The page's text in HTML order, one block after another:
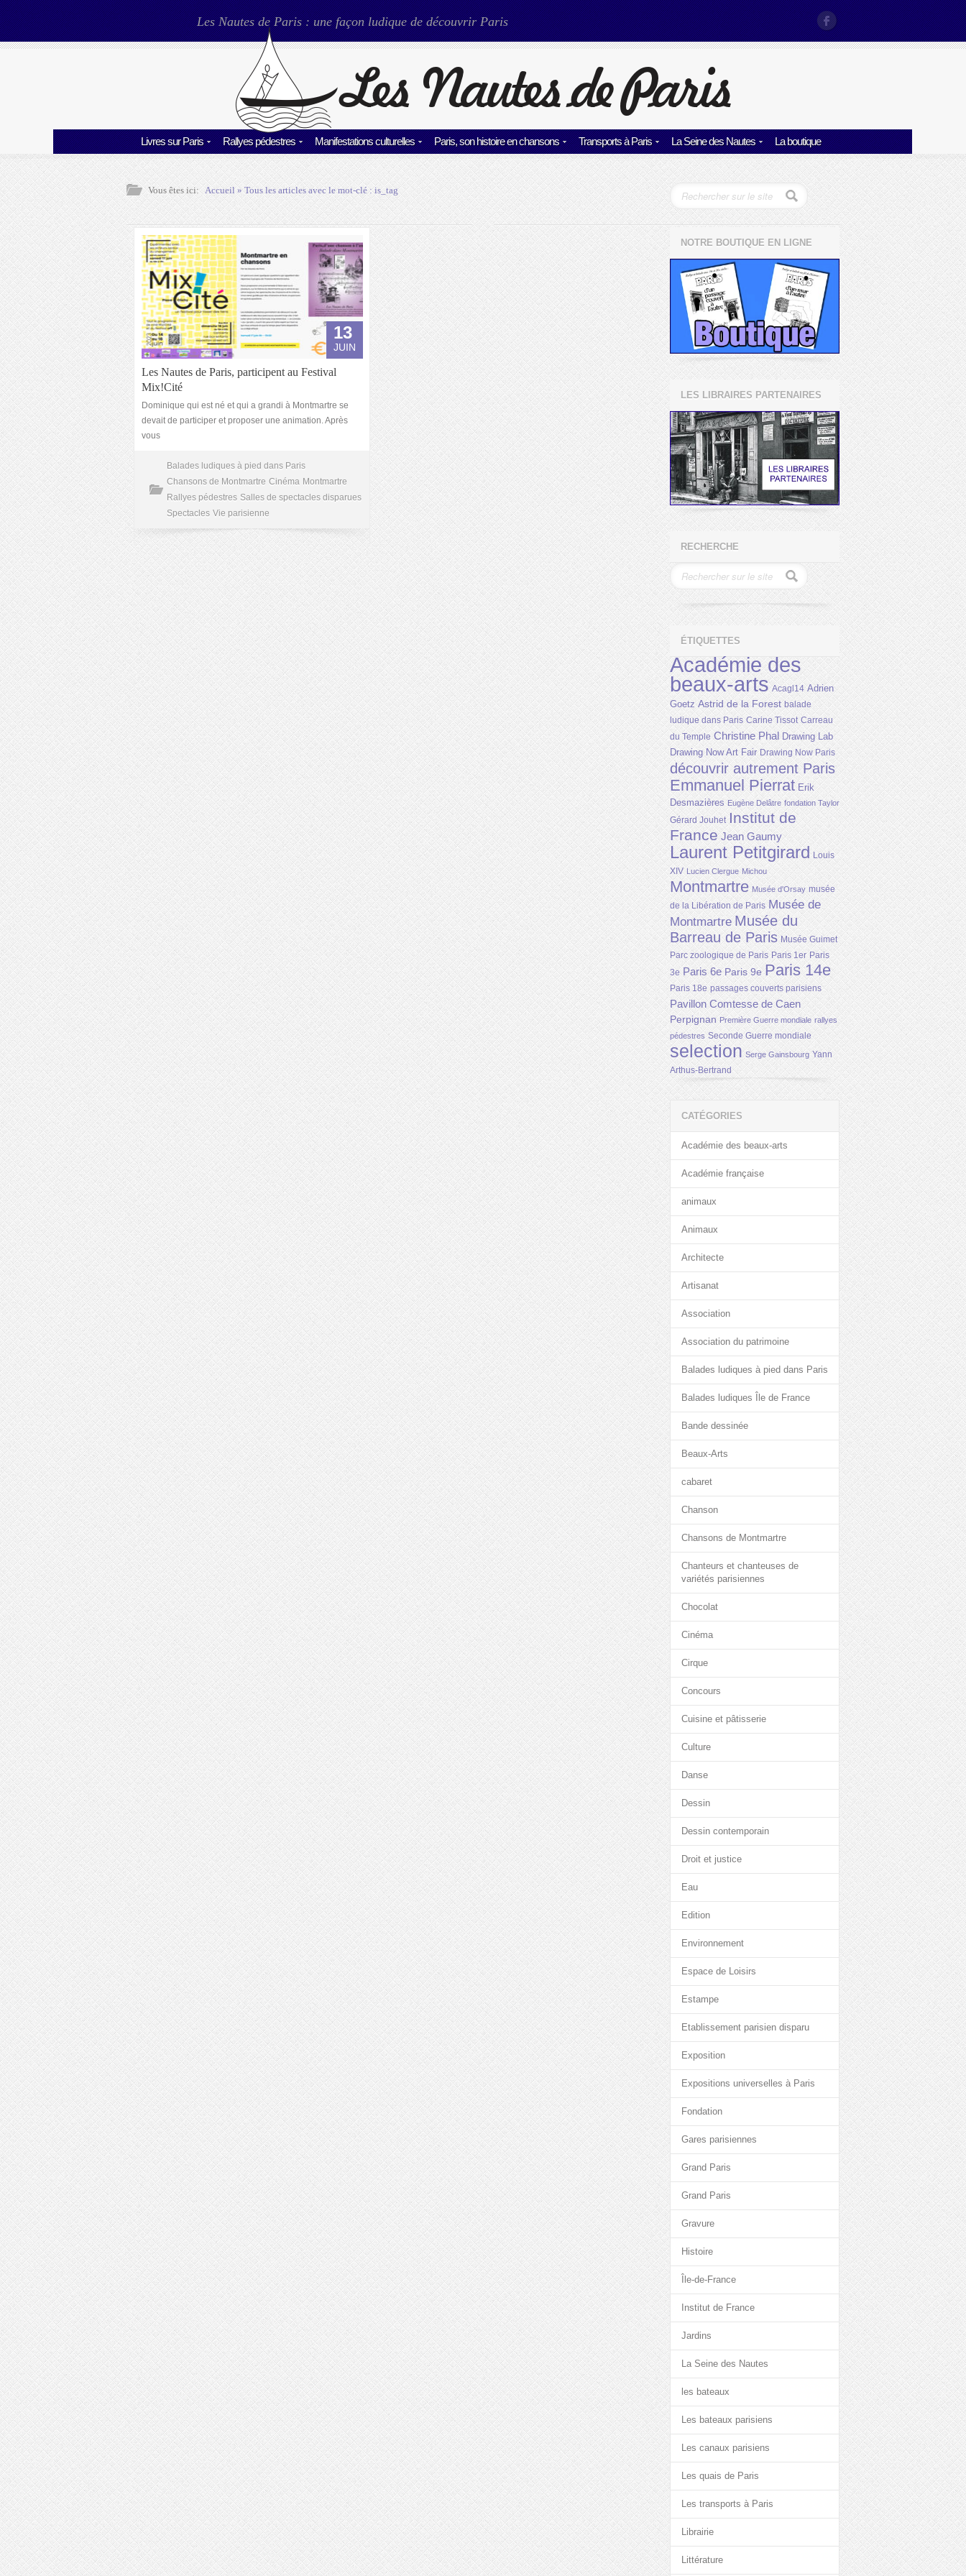
Les Nautes de Paris : une façon ludique de découvrir Paris
Livres sur Paris Rallyes pédestres Manifestations culturelles Paris, son histoire en chansons Transports à Paris La Seine des Nautes La boutique
Vous êtes ici: Accueil» Tous les articles avec le mot-clé :is_tag
13
JUIN
Les Nautes de Paris, participent au Festival
Mix!Cité
Dominique qui est né et qui a grandi à Montmartre se
devait de participer et proposer une animation. Après
vous
Balades ludiques à pied dans Paris
Chansons de Montmartre Cinéma Montmartre
Rallyes pédestres Salles de spectacles disparues
Spectacles Vie parisienne
NOTRE BOUTIQUE EN LIGNE
LES LIBRAIRES PARTENAIRES
RECHERCHE
ÉTIQUETTES
Académie des
beaux-arts Acagl14 Adrien
Goetz Astrid de la Forest balade
ludique dans Paris Carine Tissot Carreau
du Temple Christine Phal Drawing Lab
Drawing Now Art Fair Drawing Now Paris
découvrir autrement Paris
Emmanuel Pierrat Erik
Desmazières Eugène Delâtre fondation Taylor
Gérard Jouhet Institut de
France Jean Gaumy
Laurent Petitgirard Louis
XIV Lucien Clergue Michou
Montmartre Musée d'Orsay musée
de la Libération de Paris Musée de
Montmartre Musée du
Barreau de Paris Musée Guimet
Parc zoologique de Paris Paris 1er Paris
3e Paris 6e Paris 9e Paris 14e
Paris 18e passages couverts parisiens
Pavillon Comtesse de Caen
Perpignan Première Guerre mondiale rallyes
pédestres Seconde Guerre mondiale
selection Serge Gainsbourg Yann
Arthus-Bertrand
CATÉGORIES
Académie des beaux-arts
Académie française
animaux
Animaux
Architecte
Artisanat
Association
Association du patrimoine
Balades ludiques à pied dans Paris
Balades ludiques Île de France
Bande dessinée
Beaux-Arts
cabaret
Chanson
Chansons de Montmartre
Chanteurs et chanteuses de
variétés parisiennes
Chocolat
Cinéma
Cirque
Concours
Cuisine et pâtisserie
Culture
Danse
Dessin
Dessin contemporain
Droit et justice
Eau
Edition
Environnement
Espace de Loisirs
Estampe
Etablissement parisien disparu
Exposition
Expositions universelles à Paris
Fondation
Gares parisiennes
Grand Paris
Grand Paris
Gravure
Histoire
Île-de-France
Institut de France
Jardins
La Seine des Nautes
les bateaux
Les bateaux parisiens
Les canaux parisiens
Les quais de Paris
Les transports à Paris
Librairie
Littérature